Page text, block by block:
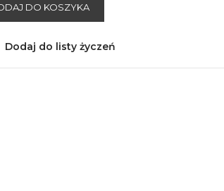
DO KOSZYKA
Dodaj do listy życzeń